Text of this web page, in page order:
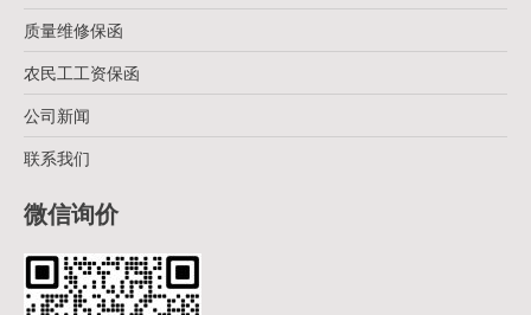
质量维修保函
农民工工资保函
公司新闻
联系我们
微信询价